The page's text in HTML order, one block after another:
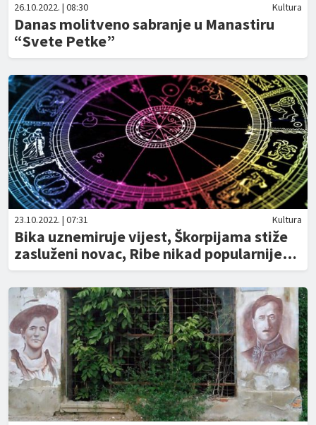
26.10.2022. | 08:30 Kultura
Danas molitveno sabranje u Manastiru
“Svete Petke”
23.10.2022. | 07:31 Kultura
Bika uznemiruje vijest, Škorpijama stiže
zasluženi novac, Ribe nikad popularnije…